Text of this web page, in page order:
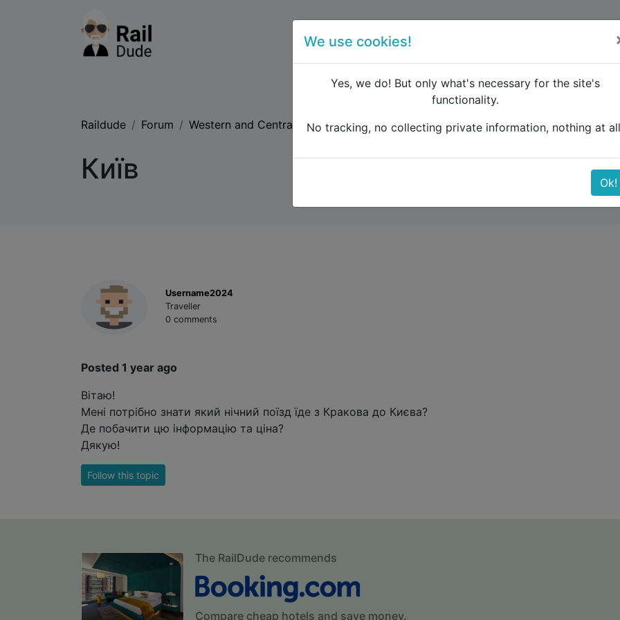
Raildude Forum Western and Central Europe Київ
Київ
Username2024
Traveller
0 comments
Posted 1 year ago
Вітаю!
Мені потрібно знати який нічний поїзд їде з Кракова до Києва?
Де побачити цю інформацію та ціна?
Дякую!
Follow this topic
The RailDude recommends
Compare cheap hotels and save money.
We use cookies!
Yes, we do! But only what's necessary for the site's
functionality.
No tracking, no collecting private information, nothing at
Ok!